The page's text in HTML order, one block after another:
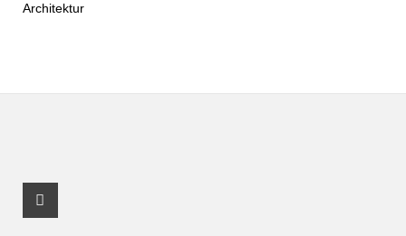
Architektur
Instagram Profil